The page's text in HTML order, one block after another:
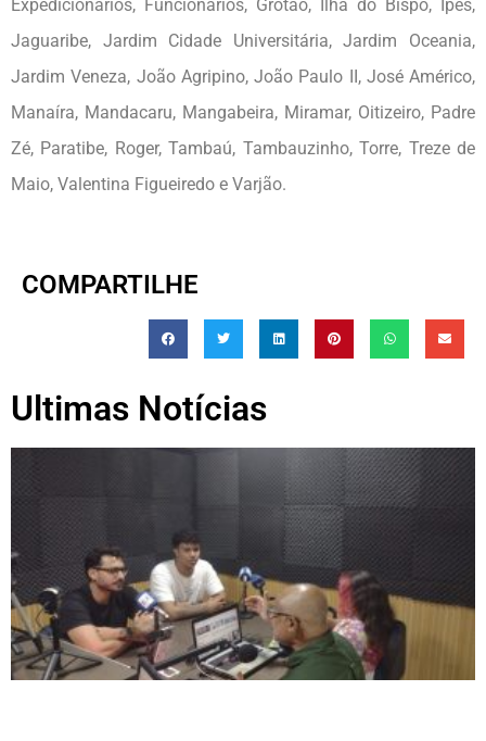
Expedicionários, Funcionários, Grotão, Ilha do Bispo, Ipês,
Jaguaribe, Jardim Cidade Universitária, Jardim Oceania,
Jardim Veneza, João Agripino, João Paulo II, José Américo,
Manaíra, Mandacaru, Mangabeira, Miramar, Oitizeiro, Padre
Zé, Paratibe, Roger, Tambaú, Tambauzinho, Torre, Treze de
Maio, Valentina Figueiredo e Varjão.
COMPARTILHE
Ultimas Notícias